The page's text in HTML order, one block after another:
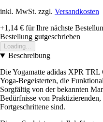
inkl. MwSt. zzgl. Versandkosten
+1,14 € für Ihre nächste
Bestellung gutgeschrieben
Loading...
Beschreibung
Die Yogamatte adidas XPR
Yoga-Begeisterten, die
Sorgfältig von der bekannten
Bedürfnisse von
Fortgeschrittene sind.